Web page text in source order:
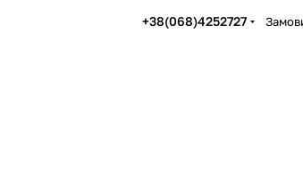
+38(068)4252727